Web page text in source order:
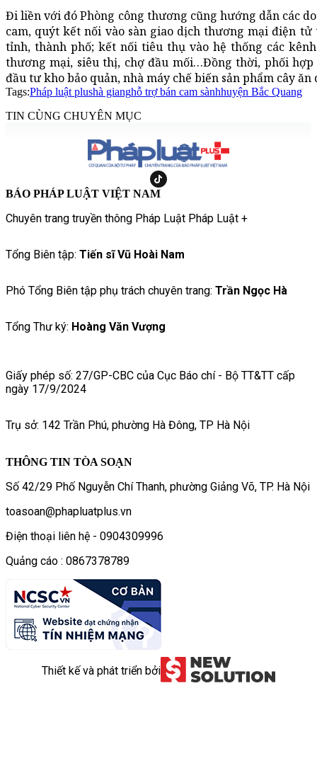
Đi liền với đó Phòng công thương cũng hướng dẫn các
cam, quýt kết nối vào sàn giao dịch thương mại điện
tỉnh, thành phố; kết nối tiêu thụ vào hệ thống các
thương mại, siêu thị, chợ đầu mối…Đồng thời, phối
đầu tư kho bảo quản, nhà máy chế biến sản phẩm cây
Tags:Pháp luật plushà gianghỗ trợ bán cam sànhhuyện Bắc Quang
TIN CÙNG CHUYÊN MỤC
BÁO PHÁP LUẬT VIỆT NAM
Chuyên trang truyền thông Pháp Luật Pháp Luật +
Tổng Biên tập: Tiến sĩ Vũ Hoài Nam
Phó Tổng Biên tập phụ trách chuyên trang: Trần Ngọc Hà
Tổng Thư ký: Hoàng Văn Vượng
Giấy phép số: 27/GP-CBC của Cục Báo chí - Bộ TT&TT cấp
ngày 17/9/2024
Trụ sở: 142 Trần Phú, phường Hà Đông, TP Hà Nội
THÔNG TIN TÒA SOẠN
Số 42/29 Phố Nguyễn Chí Thanh, phường Giảng Võ, TP. Hà Nội
toasoan@phapluatplus.vn
Điện thoại liên hệ - 0904309996
Quảng cáo : 0867378789
Thiết kế và phát triển bởi